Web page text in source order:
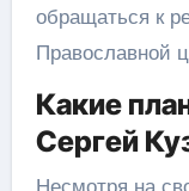
обращаться к
Православной
Какие
Сергей
Несмотря на